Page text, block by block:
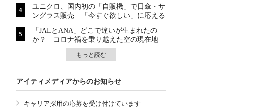
ユニクロ、国内初の「自販機」で日傘・サ
ングラス販売 「今すぐ欲しい」に応える
「JALとANA」どこで違いが生まれたの
か？ コロナ禍を乗り越えた空の現在地
もっと読む
アイティメディアからのお知らせ
キャリア採用の応募を受け付けています